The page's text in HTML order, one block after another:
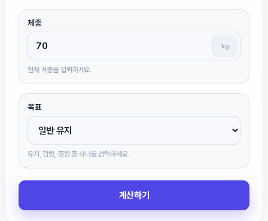
체중
kg
현재 체중을 입력하세요.
목표
유지, 감량, 증량 중 하나를 선택하세요.
계산하기